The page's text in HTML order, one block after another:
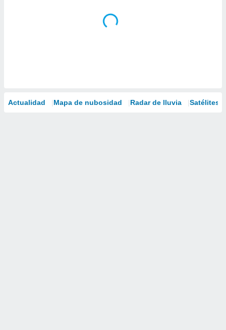
Actualidad Mapa de nubosidad Radar de lluvia Satélites